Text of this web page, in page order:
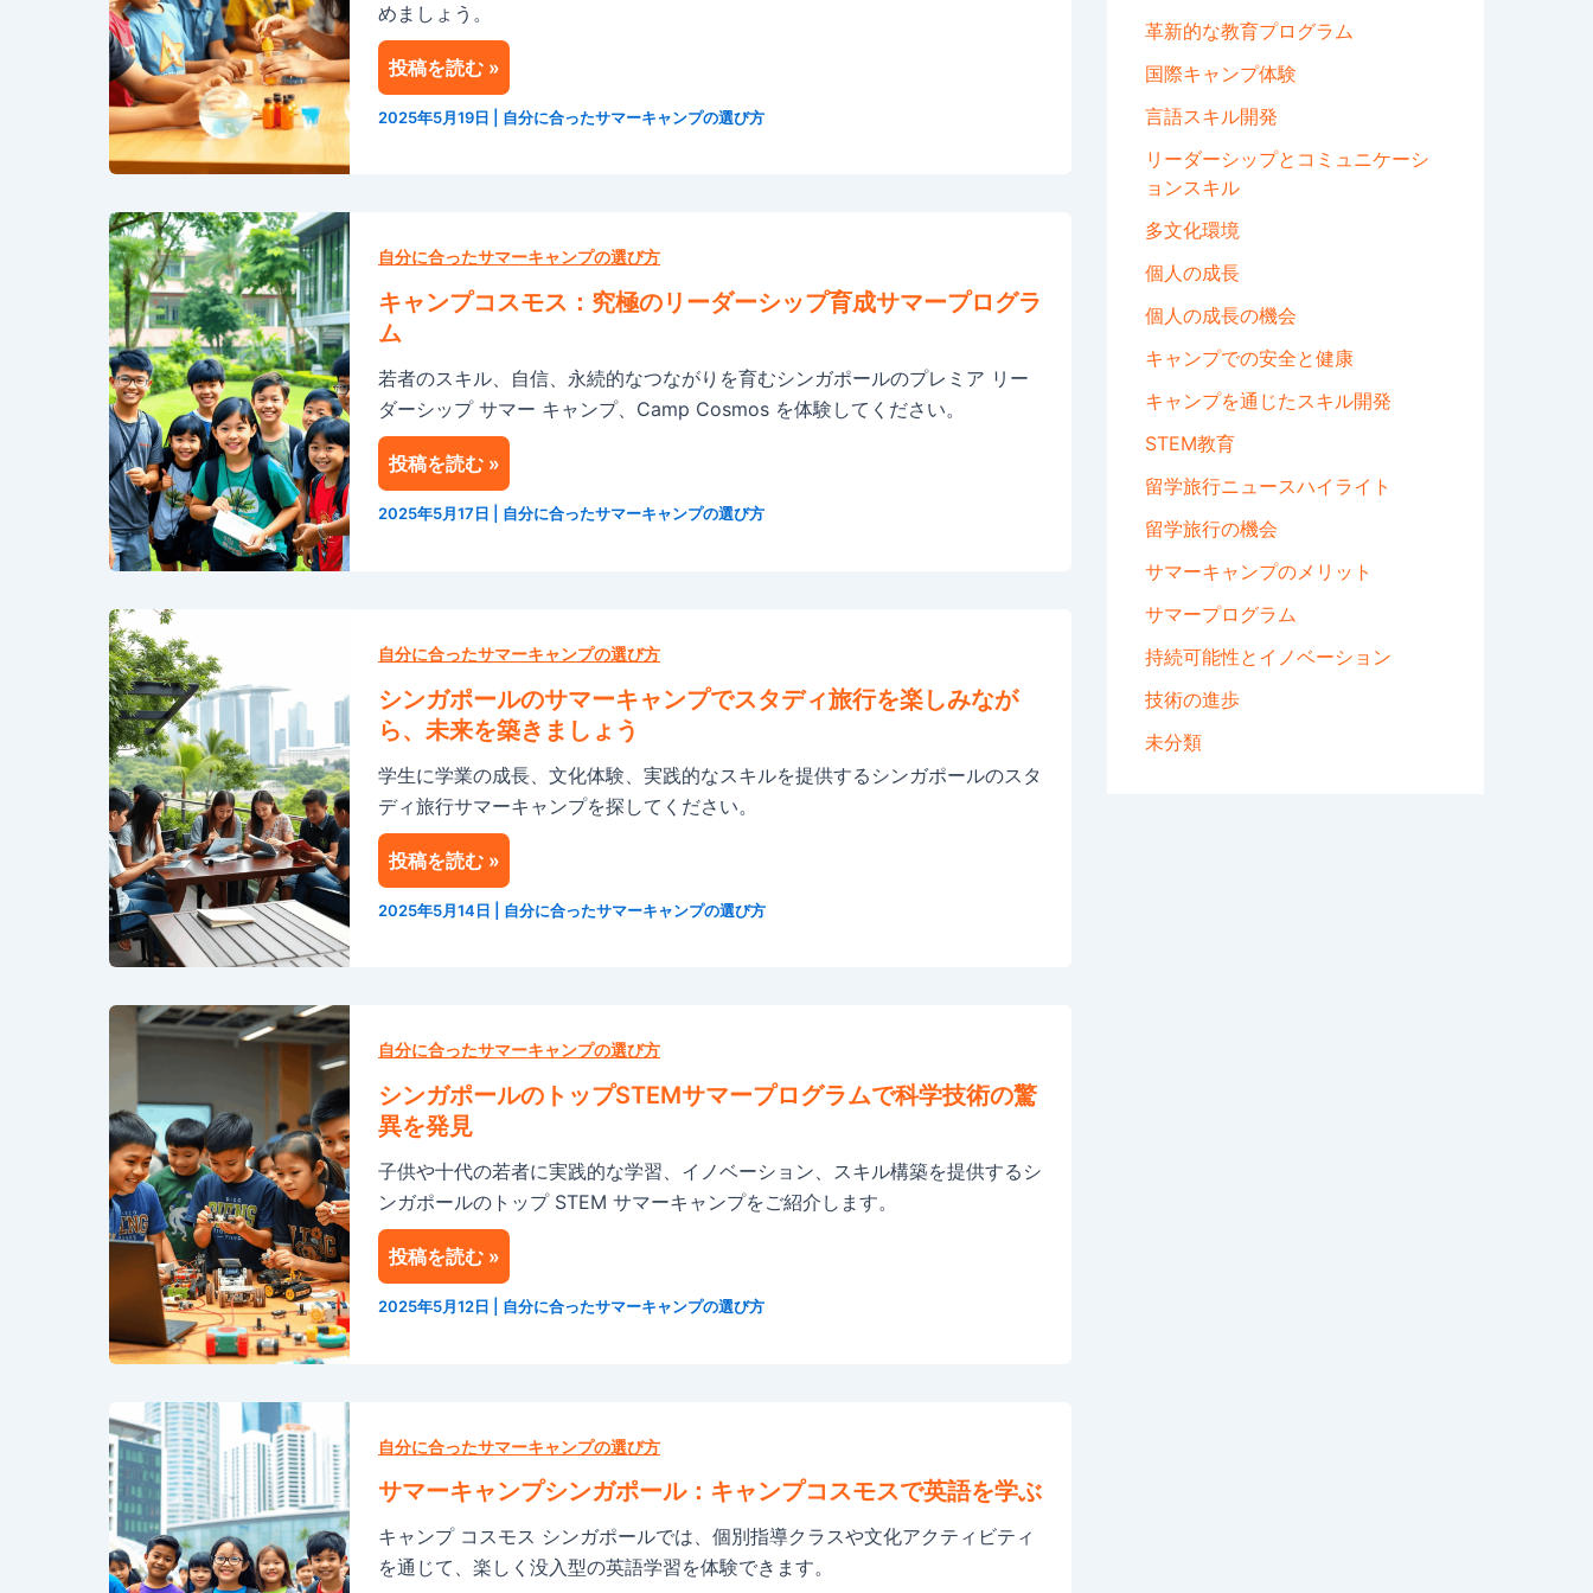
る
の
か
研
旅
行
めましょう。
ス：
シ
ン
ガ
プ
レ
ミ
STEM
サ
ー
キ
若
者
の
能
が
輝
く
投稿を読む »
2025年5月19日 自分に合ったサマーキャンプの選び方
自分に合ったサマーキャンプの選び方
キャンプコスモス：究極のリーダーシップ育成サマープログラ
ム
若者のスキル、自信、永続的なつながりを育むシンガポールのプレミア リー
ダーシップ サマー キャンプ、Camp Cosmos を体験してください。
ャ
ン
プ
コ
ス
モ
ス：
究
極
ー
シ
ッ
育
成
マ
ー
ム
投稿を読む »
2025年5月17日 自分に合ったサマーキャンプの選び方
自分に合ったサマーキャンプの選び方
シンガポールのサマーキャンプでスタディ旅行を楽しみなが
ら、未来を築きましょう
学生に学業の成長、文化体験、実践的なスキルを提供するシンガポールのスタ
ディ旅行サマーキャンプを探してください。
ン
ガ
ポ
ー
ル
の
サ
マ
ー
で
ス
タ
ィ
旅
を
楽
ら、
未
を
築
投稿を読む »
2025年5月14日 自分に合ったサマーキャンプの選び方
自分に合ったサマーキャンプの選び方
シンガポールのトップSTEMサマープログラムで科学技術の驚
異を発見
子供や十代の若者に実践的な学習、イノベーション、スキル構築を提供するシ
ンガポールのトップ STEM サマーキャンプをご紹介します。
ン
ガ
ポ
ー
ル
の
ト
ッ
プ
プ
ロ
ラ
ム
投稿を読む »
2025年5月12日 自分に合ったサマーキャンプの選び方
自分に合ったサマーキャンプの選び方
サマーキャンプシンガポール：キャンプコスモスで英語を学ぶ
キャンプ コスモス シンガポールでは、個別指導クラスや文化アクティビティ
を通じて、楽しく没入型の英語学習を体験できます。
マ
ー
キ
ャ
ン
革新的な教育プログラム
国際キャンプ体験
言語スキル開発
リーダーシップとコミュニケーシ
ョンスキル
多文化環境
個人の成長
個人の成長の機会
キャンプでの安全と健康
キャンプを通じたスキル開発
STEM教育
留学旅行ニュースハイライト
留学旅行の機会
サマーキャンプのメリット
サマープログラム
持続可能性とイノベーション
技術の進歩
未分類